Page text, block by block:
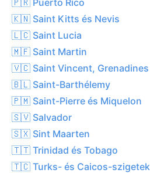
🇰🇳 Saint Kitts és Nevis
🇱🇨 Saint Lucia
🇲🇫 Saint Martin
🇻🇨 Saint Vincent, Grenadines
🇧🇱 Saint-Barthélemy
🇵🇲 Saint-Pierre és Miquelon
🇸🇻 Salvador
🇸🇽 Sint Maarten
🇹🇹 Trinidad és Tobago
🇹🇨 Turks- és Caicos-szigetek